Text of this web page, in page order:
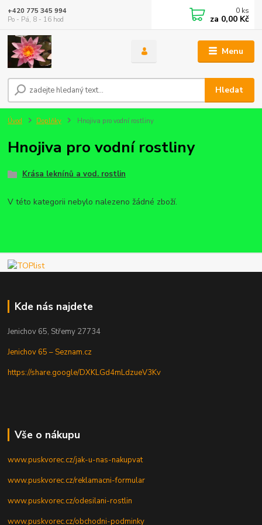
Menu
Hledat
+420 775 345 994
Po - Pá, 8 - 16 hod
0 ks
za 0,00 Kč
Úvod Doplňky Hnojiva pro vodní rostliny
Hnojiva pro vodní rostliny
Krása leknínů a vod. rostlin
V této kategorii nebylo nalezeno žádné zboží.
Kde nás najdete
Jenichov 65, Střemy 27734
Jenichov 65 – Seznam.cz
https://share.google/DXKLGd4mLdzueV3Kv
Vše o nákupu
www.puskvorec.cz/jak-u-nas-nakupvat
www.puskvorec.cz/reklamacni-formular
www.puskvorec.cz/odesilani-rostlin
www.puskvorec.cz/obchodni-podminky